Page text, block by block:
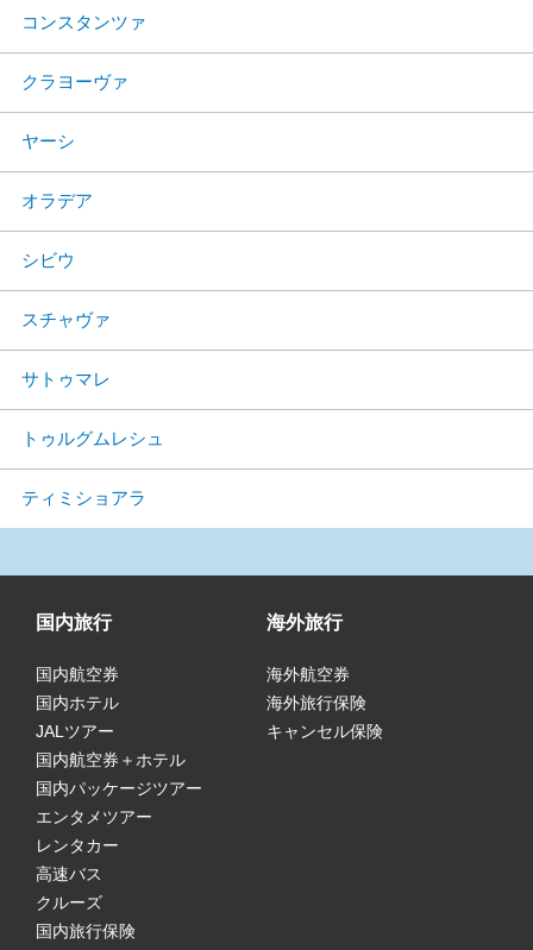
コンスタンツァ
クラヨーヴァ
ヤーシ
オラデア
シビウ
スチャヴァ
サトゥマレ
トゥルグムレシュ
ティミショアラ
国内旅行
国内航空券
国内ホテル
JALツアー
国内航空券＋ホテル
国内パッケージツアー
エンタメツアー
レンタカー
高速バス
クルーズ
国内旅行保険
海外旅行
海外航空券
海外旅行保険
キャンセル保険